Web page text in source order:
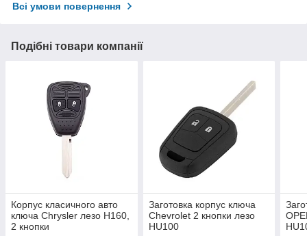
Всі умови повернення
Подібні товари компанії
Корпус класичного авто
ключа Chrysler лезо Н160,
2 кнопки
Заготовка корпус ключа
Chevrolet 2 кнопки лезо
HU100